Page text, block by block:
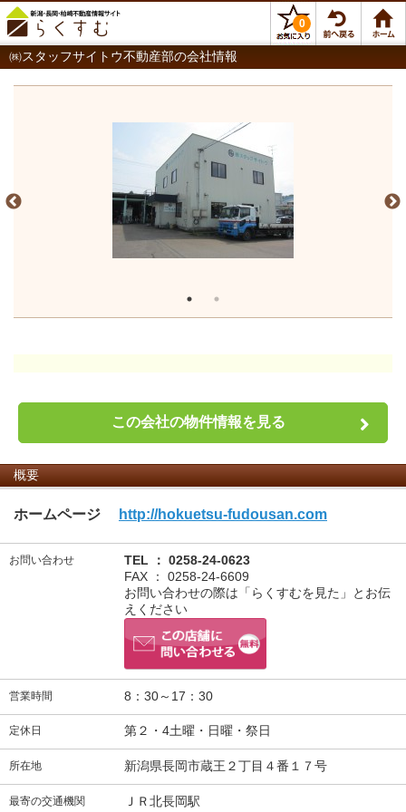
0
㈱スタッフサイトウ不動産部の会社情報
この会社の物件情報を見る
概要
ホームページ http://hokuetsu-fudousan.com
お問い合わせ
TEL ： 0258-24-0623
FAX ： 0258-24-6609
お問い合わせの際は「らくすむを見た」とお伝
えください
営業時間 8：30～17：30
定休日 第２・4土曜・日曜・祭日
所在地 新潟県長岡市蔵王２丁目４番１７号
最寄の交通機関 ＪＲ北長岡駅